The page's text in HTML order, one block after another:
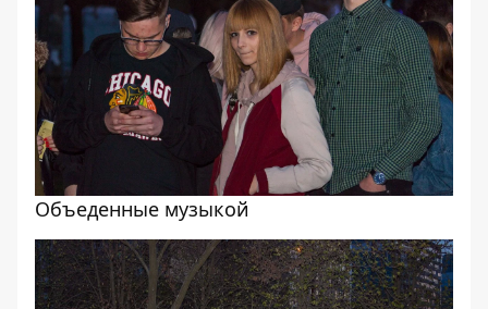
Объеденные музыкой